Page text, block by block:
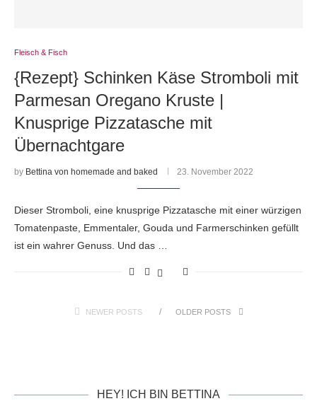
Fleisch & Fisch
{Rezept} Schinken Käse Stromboli mit
Parmesan Oregano Kruste |
Knusprige Pizzatasche mit
Übernachtgare
by Bettina von homemade and baked 23. November 2022
Dieser Stromboli, eine knusprige Pizzatasche mit einer würzigen
Tomatenpaste, Emmentaler, Gouda und Farmerschinken gefüllt
ist ein wahrer Genuss. Und das …
NEWER POSTS OLDER POSTS
HEY! ICH BIN BETTINA